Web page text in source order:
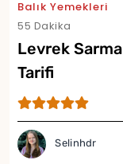
Balık Yemekleri
55 Dakika
Levrek Sarma
Tarifi
Selinhdr